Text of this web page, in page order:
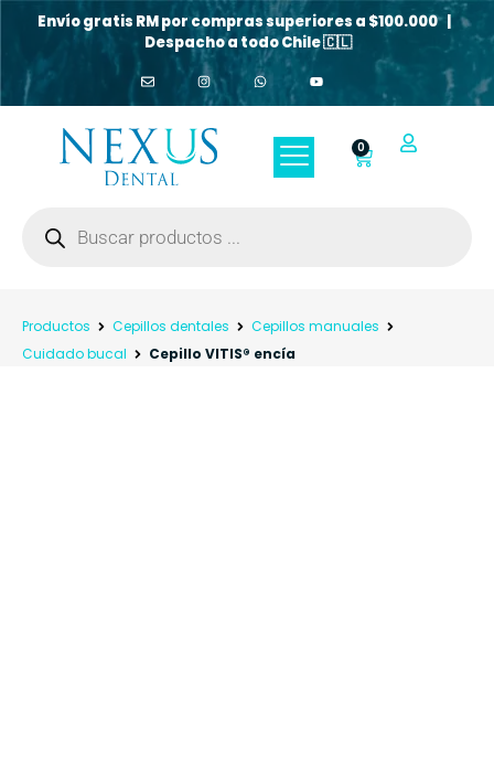
Envío gratis RM por compras superiores a $100.000 |
Despacho a todo Chile 🇨🇱
0
Productos Cepillos dentales
Cepillos manuales
Cuidado bucal
Cepillo VITIS® encía